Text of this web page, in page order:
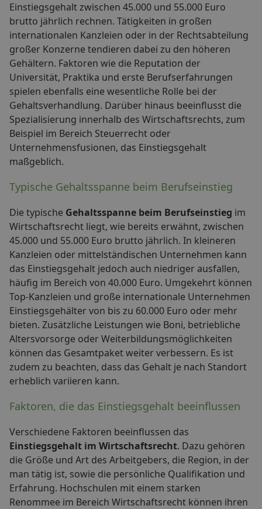
Einstiegsgehalt zwischen 45.000 und 55.000 Euro
brutto jährlich rechnen. Tätigkeiten in großen
internationalen Kanzleien oder in der Rechtsabteilung
großer Konzerne tendieren dabei zu den höheren
Gehältern. Faktoren wie die Reputation der
Universität, Praktika und erste Berufserfahrungen
spielen ebenfalls eine wesentliche Rolle bei der
Gehaltsverhandlung. Darüber hinaus beeinflusst die
Spezialisierung innerhalb des Wirtschaftsrechts, zum
Beispiel im Bereich Steuerrecht oder
Unternehmensfusionen, das Einstiegsgehalt
maßgeblich.
Typische Gehaltsspanne beim Berufseinstieg
Die typische Gehaltsspanne beim Berufseinstieg im
Wirtschaftsrecht liegt, wie bereits erwähnt, zwischen
45.000 und 55.000 Euro brutto jährlich. In kleineren
Kanzleien oder mittelständischen Unternehmen kann
das Einstiegsgehalt jedoch auch niedriger ausfallen,
häufig im Bereich von 40.000 Euro. Umgekehrt können
Top-Kanzleien und große internationale Unternehmen
Einstiegsgehälter von bis zu 60.000 Euro oder mehr
bieten. Zusätzliche Leistungen wie Boni, betriebliche
Altersvorsorge oder Weiterbildungsmöglichkeiten
können das Gesamtpaket weiter verbessern. Es ist
zudem zu beachten, dass das Gehalt je nach Standort
erheblich variieren kann.
Faktoren, die das Einstiegsgehalt beeinflussen
Verschiedene Faktoren beeinflussen das
Einstiegsgehalt im Wirtschaftsrecht. Dazu gehören
die Größe und Art des Arbeitgebers, die Region, in der
man tätig ist, sowie die persönliche Qualifikation und
Erfahrung. Hochschulen mit einem starken
Renommee im Bereich Wirtschaftsrecht können ihren